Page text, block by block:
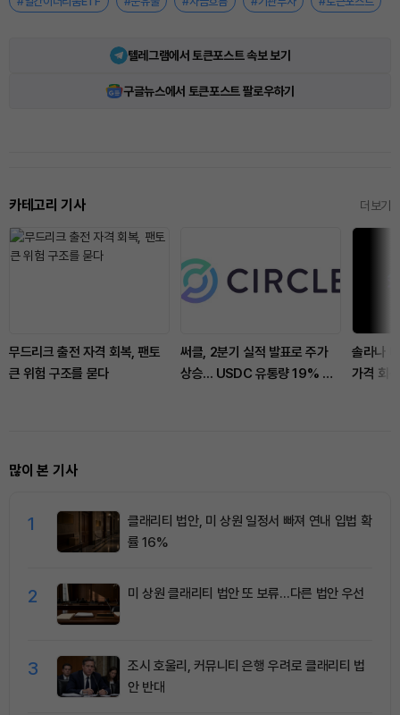
텔레그램에서 토큰포스트 속보 보기
구글뉴스에서 토큰포스트 팔로우하기
카테고리 기사 더보기
무드리크 출전 자격 회복, 팬토
큰 위험 구조를 묻다
써클, 2분기 실적 발표로 주가
상승... USDC 유통량 19% 증
솔라나
가격 회
많이 본 기사
1
클래리티 법안, 미 상원 일정서 빠져 연내 입법 확
률 16%
2 미 상원 클래리티 법안 또 보류…다른 법안 우선
3
조시 호울리, 커뮤니티 은행 우려로 클래리티 법
안 반대